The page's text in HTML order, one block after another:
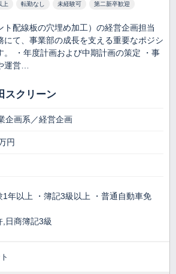
上 転勤なし 未経験可 第二新卒歓迎
配線板の穴埋め加工）の経営企画担当
て、事業部の成長を支える重要なポジシ
。 ・年度計画および中期計画の策定 ・事
運営…
スクリーン
企画系／経営企画
円
1年以上 ・簿記3級以上 ・普通自動車免
日商簿記3級